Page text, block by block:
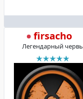
firsacho
Легендарный червь